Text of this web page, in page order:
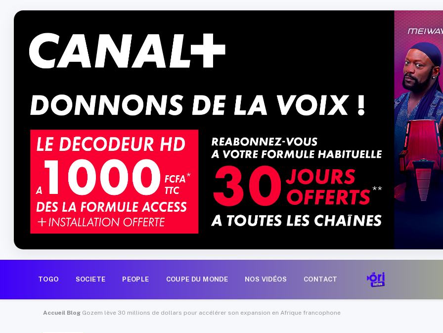
TOGO SOCIETE PEOPLE COUPE DU MONDE NOS VIDÉOS CONTACT
Accueil Blog Gozem lève 30 millions de dollars pour accélérer son expansion en Afrique francophone